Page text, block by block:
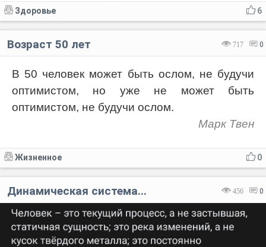
6
Здоровье
717 0
Возраст 50 лет
В 50 человек может быть ослом, не будучи
оптимистом, но уже не может быть
оптимистом, не будучи ослом.
Марк Твен
0
Жизненное
456 0
Динамическая система...